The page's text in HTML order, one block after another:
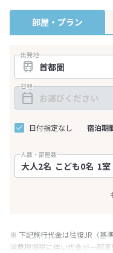
部屋・プラン
出発地
日程
日付指定なし 宿泊期
人数・部屋数
※ 下記旅行代金は往復JR（基
消費税増税に伴い代金が一部変